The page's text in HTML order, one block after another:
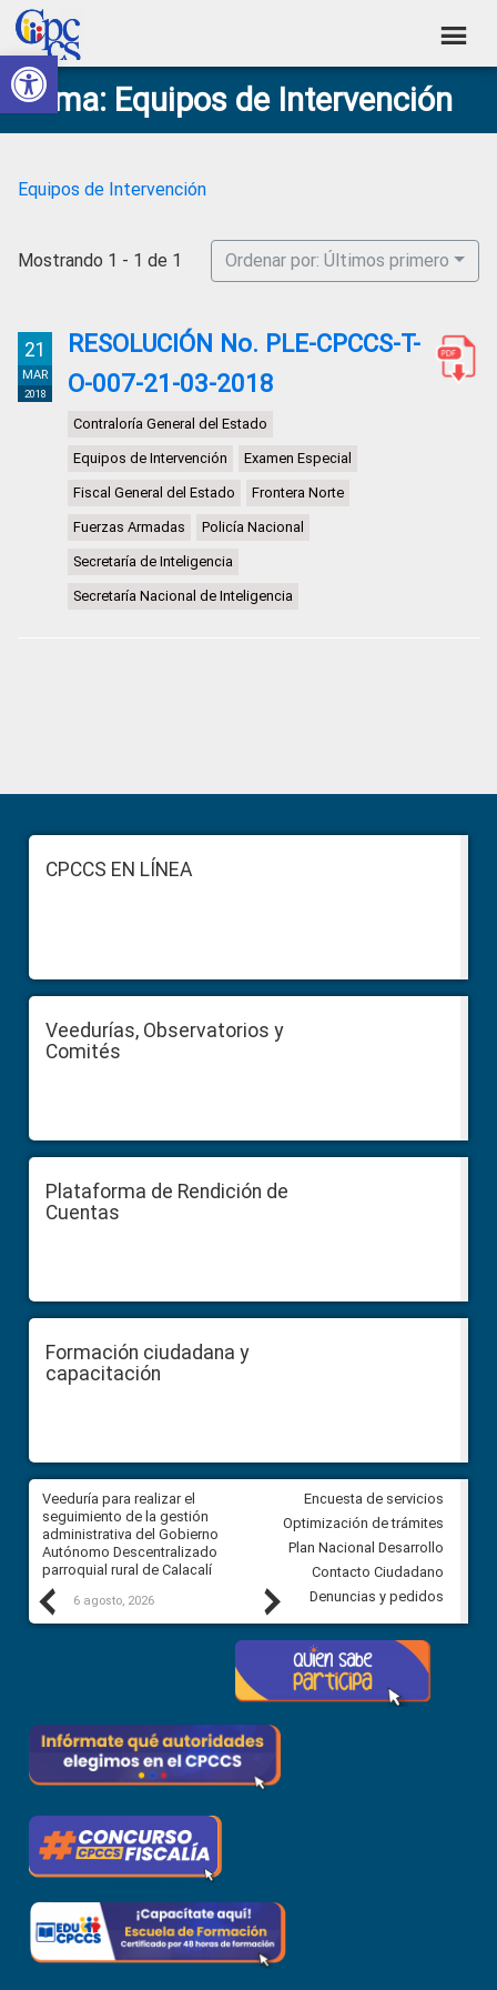
Abrir barra de herramientas
Skip
to
primary
navigation
Skip
to
main
content
Skip
to
primary
sidebar
Skip
to
footer
Consejo
de
Ciudadana
Control
Construyendo
Poder
Ciudadano
Tema: Equipos de Intervención
Equipos de Intervención
Mostrando 1 - 1 de 1 Ordenar por: Últimos primero
21
MAR
2018
RESOLUCIÓN No. PLE-CPCCS-T-
O-007-21-03-2018
Contraloría General del Estado
Equipos de Intervención Examen Especial
Fiscal General del Estado Frontera Norte
Fuerzas Armadas Policía Nacional
Secretaría de Inteligencia
Secretaría Nacional de Inteligencia
Sidebar
FooterCPCCS EN LÍNEA
Veedurías, Observatorios y
Comités
Plataforma de Rendición de
Cuentas
Formación ciudadana y
capacitación
Previous
Veeduría para realizar el
seguimiento de la gestión
administrativa del Gobierno
Autónomo Descentralizado
parroquial rural de Calacalí
6 agosto, 2026
Veeduría para vigilar los
derivados de la Audiencia
comunidad Urbina, parroquia
Carolina
5 agosto, 2026
Next
Encuesta de servicios
Optimización de trámites
Plan Nacional Desarrollo
Contacto Ciudadano
Denuncias y pedidos